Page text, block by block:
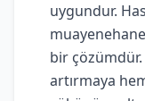
uygundur.
bir
artırmaya